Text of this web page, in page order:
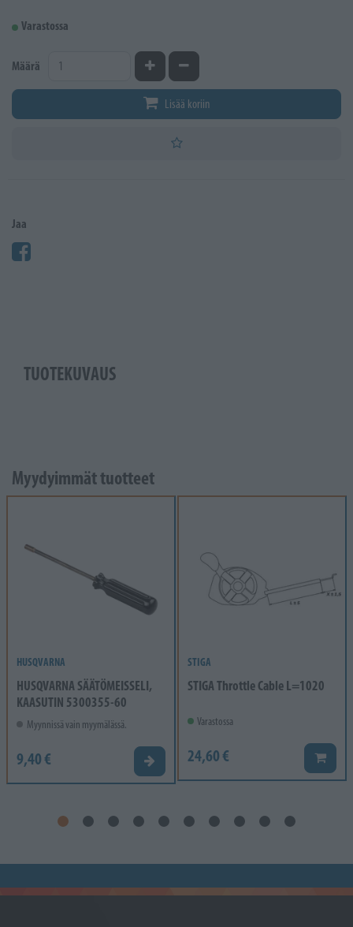
Varastossa
Määrä Kasvata määrääVähennä määrää
Lisää koriin
Jaa
TUOTEKUVAUS
Myydyimmät tuotteet
HUSQVARNA
HUSQVARNA SÄÄTÖMEISSELI,
KAASUTIN 5300355-60
Myynnissä vain myymälässä.
9,40 € Valitse vaihtoehto
STIGA
STIGA Throttle Cable L=1020
Varastossa
24,60 € Lisää